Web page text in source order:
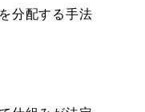
分配する手法